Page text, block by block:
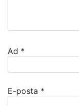
Ad *
E-posta *